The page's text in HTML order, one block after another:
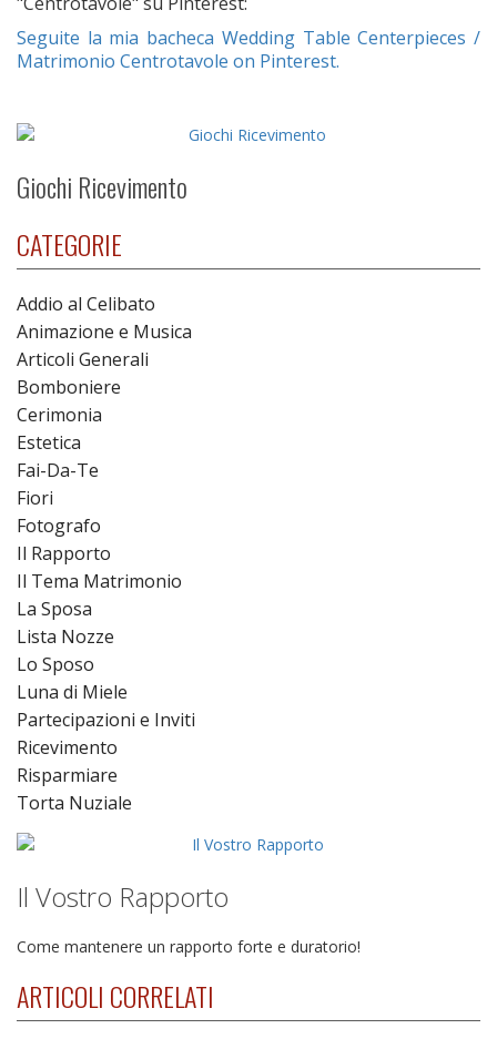
Seguite la mia bacheca Wedding Table Centerpieces /
Matrimonio Centrotavole on Pinterest.
Giochi Ricevimento
CATEGORIE
Addio al Celibato
Animazione e Musica
Articoli Generali
Bomboniere
Cerimonia
Estetica
Fai-Da-Te
Fiori
Fotografo
Il Rapporto
Il Tema Matrimonio
La Sposa
Lista Nozze
Lo Sposo
Luna di Miele
Partecipazioni e Inviti
Ricevimento
Risparmiare
Torta Nuziale
Il Vostro Rapporto
Come mantenere un rapporto forte e duratorio!
ARTICOLI CORRELATI